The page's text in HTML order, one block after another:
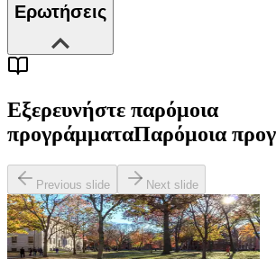
Ερωτήσεις
Εξερευνήστε παρόμοια
προγράμματαΠαρόμοια
Previous slide Next slide